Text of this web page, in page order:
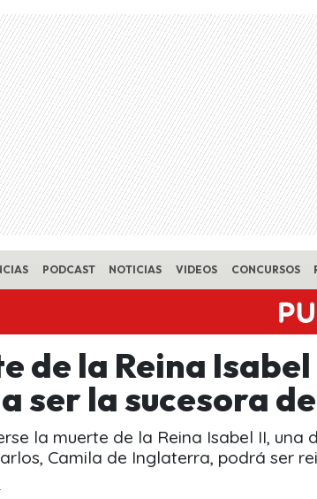
PODCAST NOTICIAS VIDEOS CONCURSOS
de la Reina
ser la sucesora
la muerte de la Reina Isabel II, una
Camila de Inglaterra, podrá ser